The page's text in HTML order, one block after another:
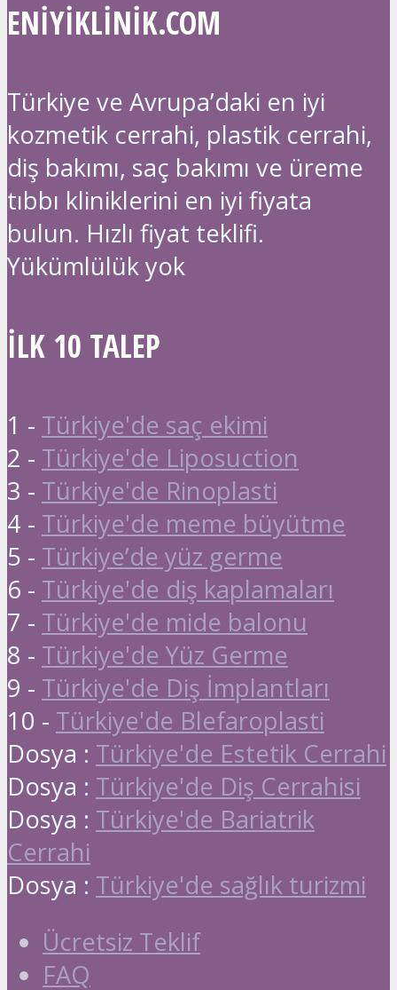
ENIYIKLINIK.COM
Türkiye ve Avrupa’daki en iyi
kozmetik cerrahi, plastik cerrahi,
diş bakımı, saç bakımı ve üreme
tıbbı kliniklerini en iyi fiyata
bulun. Hızlı fiyat teklifi.
Yükümlülük yok
İLK 10 TALEP
1 - Türkiye'de saç ekimi
2 - Türkiye'de Liposuction
3 - Türkiye'de Rinoplasti
4 - Türkiye'de meme büyütme
5 - Türkiye’de yüz germe
6 - Türkiye'de diş kaplamaları
7 - Türkiye'de mide balonu
8 - Türkiye'de Yüz Germe
9 - Türkiye'de Diş İmplantları
10 - Türkiye'de Blefaroplasti
Dosya : Türkiye'de Estetik Cerrahi
Dosya : Türkiye'de Diş Cerrahisi
Dosya : Türkiye'de Bariatrik
Cerrahi
Dosya : Türkiye'de sağlık turizmi
Ücretsiz Teklif
FAQ